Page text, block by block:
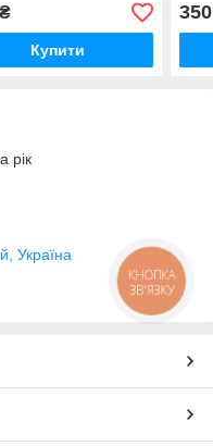
Купити
350
рік
Україна
КНОПКА
ЗВ'ЯЗКУ